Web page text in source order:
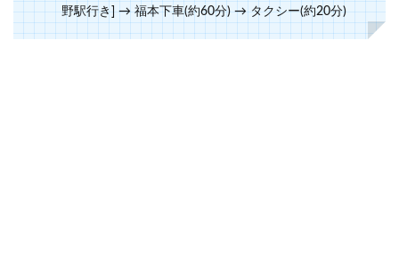
野駅行き] → 福本下車(約60分) → タクシー(約20分)